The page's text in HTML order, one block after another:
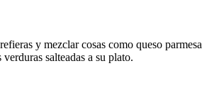
y mezclar cosas como queso
salteadas a su plato.